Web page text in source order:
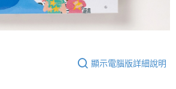
顯示電腦版詳細說明